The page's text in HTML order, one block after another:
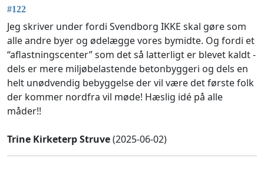
#122
Jeg skriver under fordi Svendborg IKKE skal gøre som
alle andre byer og ødelægge vores bymidte. Og fordi et
“aflastningscenter” som det så latterligt er blevet kaldt -
dels er mere miljøbelastende betonbyggeri og dels en
helt unødvendig bebyggelse der vil være det første folk
der kommer nordfra vil møde! Hæslig idé på alle
måder!!
Trine Kirketerp Struve(2025-06-02)